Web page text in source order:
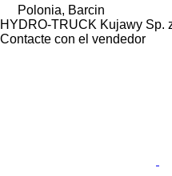
Polonia, Barcin
HYDRO-TRUCK Kujawy Sp.
Contacte con el vendedor